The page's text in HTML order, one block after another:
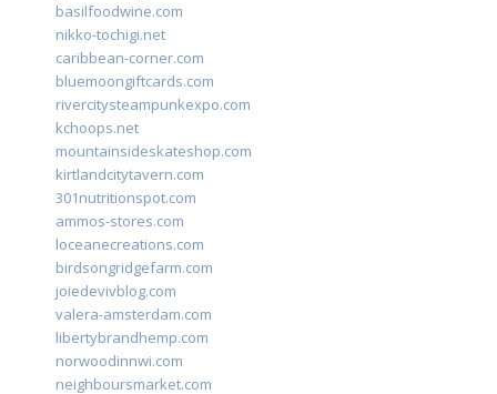
basilfoodwine.com
nikko-tochigi.net
caribbean-corner.com
bluemoongiftcards.com
rivercitysteampunkexpo.com
kchoops.net
mountainsideskateshop.com
kirtlandcitytavern.com
301nutritionspot.com
ammos-stores.com
loceanecreations.com
birdsongridgefarm.com
joiedevivblog.com
valera-amsterdam.com
libertybrandhemp.com
norwoodinnwi.com
neighboursmarket.com